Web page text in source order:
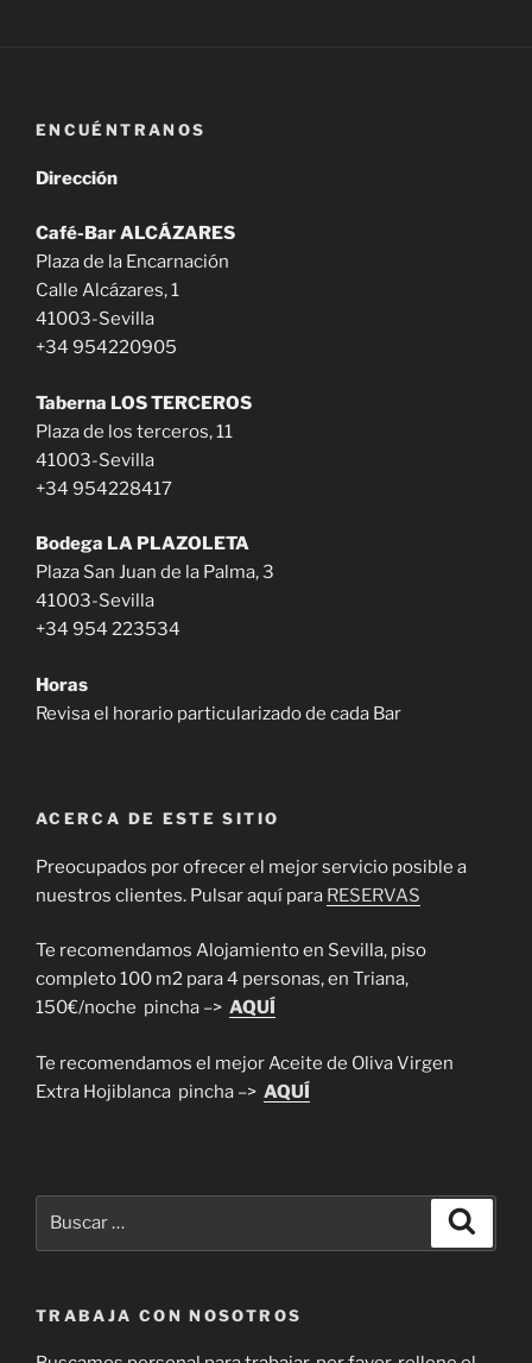
ENCUÉNTRANOS
Dirección
Café-BarALCÁZARES
Plaza de la Encarnación
Calle Alcázares, 1
41003-Sevilla
+34 954220905
Taberna LOS TERCEROS
Plaza de los terceros, 11
41003-Sevilla
+34 954228417
Bodega LA PLAZOLETA
Plaza San Juan de la Palma, 3
41003-Sevilla
+34 954 223534
Horas
Revisa el horario particularizado de cada Bar
ACERCA DE ESTE SITIO
Preocupados por ofrecer el mejor servicio posible a
nuestros clientes. Pulsar aquí para RESERVAS
Te recomendamos Alojamiento en Sevilla, piso
completo 100 m2 para 4 personas, en Triana,
150€/noche pincha –> AQUÍ
Te recomendamos el mejor Aceite de Oliva Virgen
Extra Hojiblanca pincha –> AQUÍ
TRABAJA CON NOSOTROS